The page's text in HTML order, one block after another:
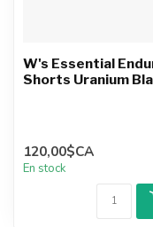
W's Essential
Shorts Uranium
120,00$CA
En stock